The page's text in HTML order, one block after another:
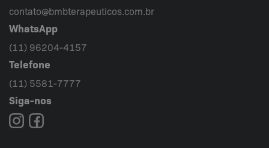
contato@bmbterapeuticos.com.br
WhatsApp
(11) 96204-4157
Telefone
(11) 5581-7777
Siga-nos